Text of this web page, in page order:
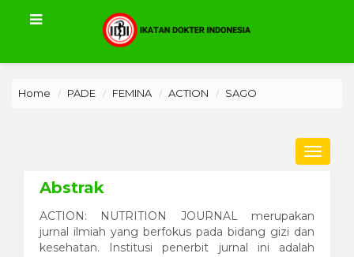
Home PADE FEMINA ACTION SAGO
Toggle
Abstrak
ACTION: NUTRITION JOURNAL merupakan
jurnal ilmiah yang berfokus pada bidang gizi dan
kesehatan. Institusi penerbit jurnal ini adalah